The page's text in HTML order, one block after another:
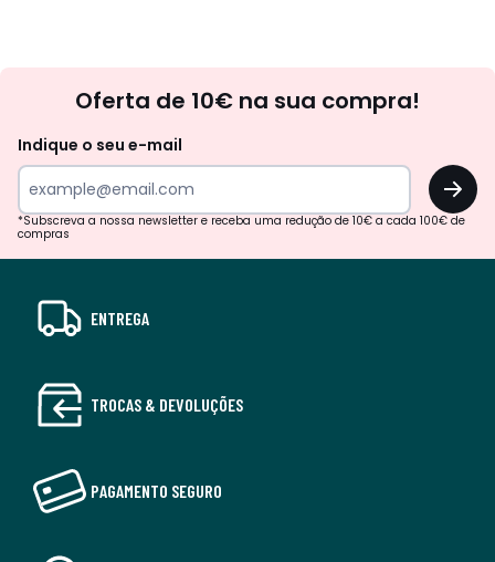
Oferta de 10€ na sua compra!
Indique o seu e-mail
OK
*Subscreva a nossa newsletter e receba uma redução de 10€ a cada 100€ de
compras
ENTREGA
TROCAS & DEVOLUÇÕES
PAGAMENTO SEGURO